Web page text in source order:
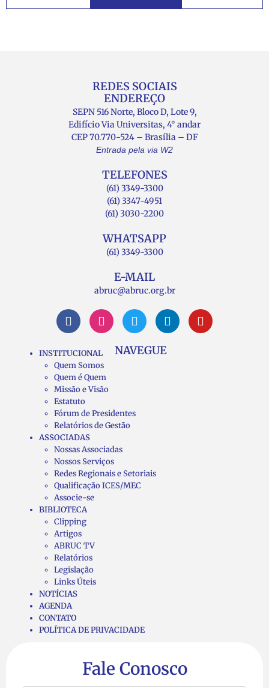
REDES SOCIAIS
ENDEREÇO
SEPN 516 Norte, Bloco D, Lote 9,
Edifício Via Universitas, 4° andar
CEP 70.770-524 – Brasília – DF
Entrada pela via W2
TELEFONES
(61) 3349-3300
(61) 3347-4951
(61) 3030-2200
WHATSAPP
(61) 3349-3300
E-MAIL
abruc@abruc.org.br
NAVEGUE
INSTITUCIONAL
Quem Somos
Quem é Quem
Missão e Visão
Estatuto
Fórum de Presidentes
Relatórios de Gestão
ASSOCIADAS
Nossas Associadas
Nossos Serviços
Redes Regionais e Setoriais
Qualificação ICES/MEC
Associe-se
BIBLIOTECA
Clipping
Artigos
ABRUC TV
Relatórios
Legislação
Links Úteis
NOTÍCIAS
AGENDA
CONTATO
POLÍTICA DE PRIVACIDADE
Fale Conosco